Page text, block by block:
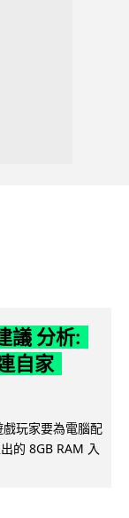
議 分析:
自家
玩家要為電腦配
的 8GB RAM 入